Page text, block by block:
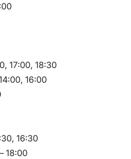
17:00, 18:30
16:00
16:30
18:00